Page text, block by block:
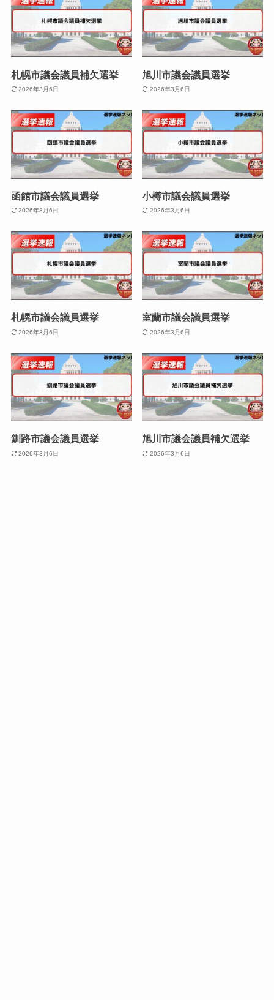
札幌市議会議員補欠選挙
2026年3月6日
旭川市議会議員選挙
2026年3月6日
函館市議会議員選挙
2026年3月6日
小樽市議会議員選挙
2026年3月6日
札幌市議会議員選挙
2026年3月6日
室蘭市議会議員選挙
2026年3月6日
釧路市議会議員選挙
2026年3月6日
旭川市議会議員補欠選挙
2026年3月6日